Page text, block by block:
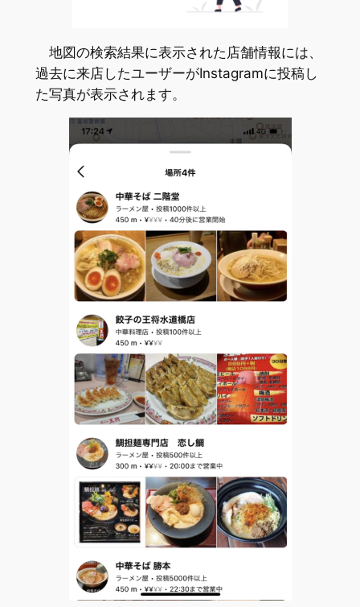
地図の検索結果に表示された店舗情報には、
過去に来店したユーザーがInstagramに投稿し
た写真が表示されます。